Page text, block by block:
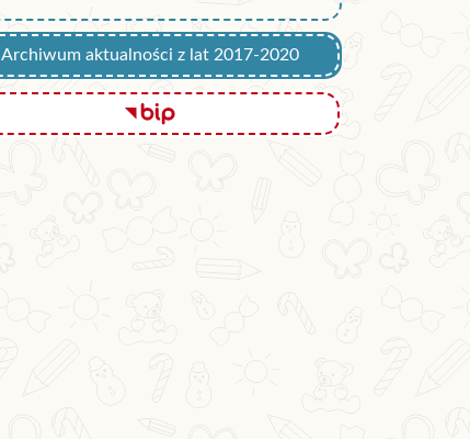
Archiwum aktualności z lat 2017-2020